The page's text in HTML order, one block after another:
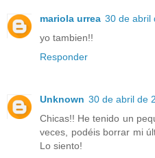
mariola urrea 30 de abril
yo tambien!!
Responder
Unknown 30 de abril de
Chicas!! He tenido un
veces, podéis borrar mi
Lo siento!